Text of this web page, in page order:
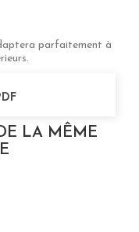
parfaitement à
LA MÊME